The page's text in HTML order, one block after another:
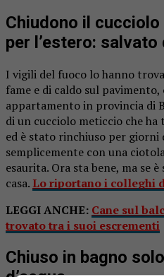
Chiudono il
per l’estero:
I vigili del fuoco lo hanno
fame e di caldo sul
appartamento in provincia di
di un cucciolo meticcio che
ed è stato rinchiuso per giorni
semplicemente con una
esaurita. Ora sta bene, ma se
casa. Lo riportano i colleghi
LEGGI ANCHE: Cane sul
trovato tra i suoi escrementi
Chiuso in bagno